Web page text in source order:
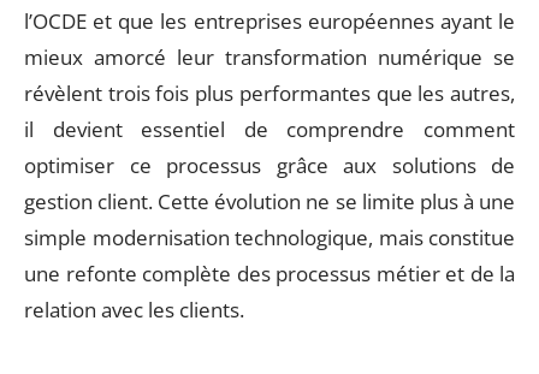
l’OCDE et que les entreprises européennes ayant le
mieux amorcé leur transformation numérique se
révèlent trois fois plus performantes que les autres,
il devient essentiel de comprendre comment
optimiser ce processus grâce aux solutions de
gestion client. Cette évolution ne se limite plus à une
simple modernisation technologique, mais constitue
une refonte complète des processus métier et de la
relation avec les clients.